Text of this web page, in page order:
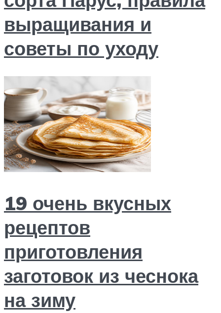
выращивания и
советы по уходу
19 очень вкусных
рецептов
приготовления
заготовок из чеснока
на зиму